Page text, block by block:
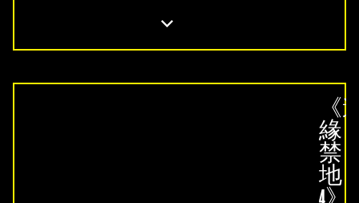
《
緣
禁
地
4》